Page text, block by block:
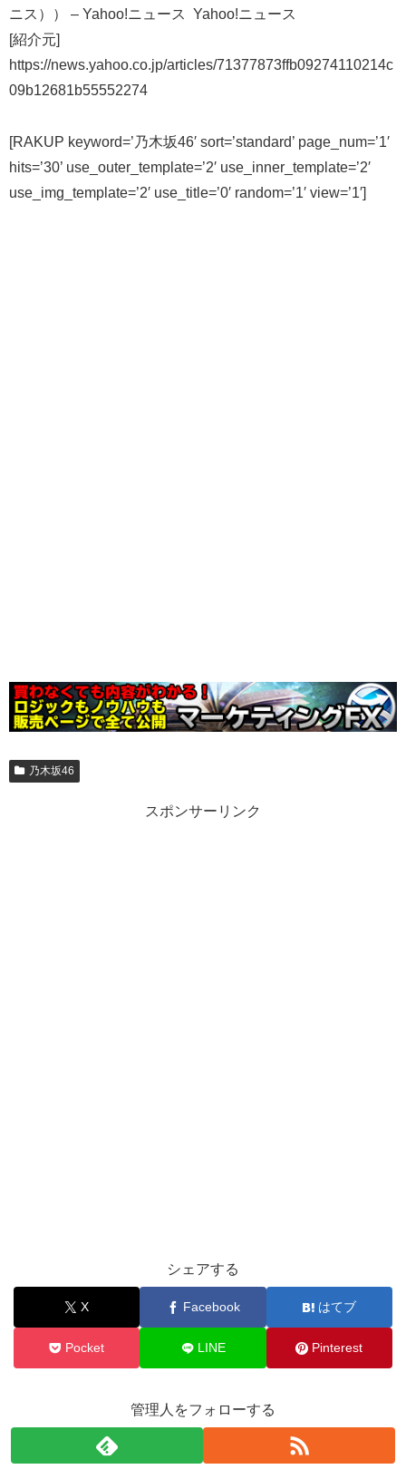
ニス）） – Yahoo!ニュース Yahoo!ニュース
[紹介元]
https://news.yahoo.co.jp/articles/71377873ffb09274110214c
09b12681b55552274
[RAKUP keyword=’乃木坂46′ sort=’standard’ page_num=’1′
hits=’30’ use_outer_template=’2′ use_inner_template=’2′
use_img_template=’2′ use_title=’0′ random=’1′ view=’1′]
乃木坂46
スポンサーリンク
シェアする
X Facebook はてブ
Pocket LINE Pinterest
管理人をフォローする